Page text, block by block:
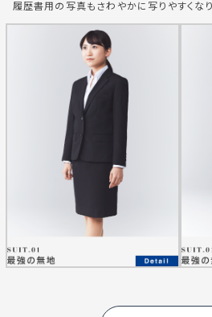
履歴書用の写真もさわやかに写りやすくなり